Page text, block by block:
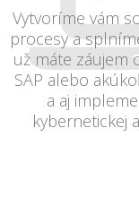
Vytvoríme vám
procesy a
už máte záujem
SAP alebo
a aj
kybernetickej